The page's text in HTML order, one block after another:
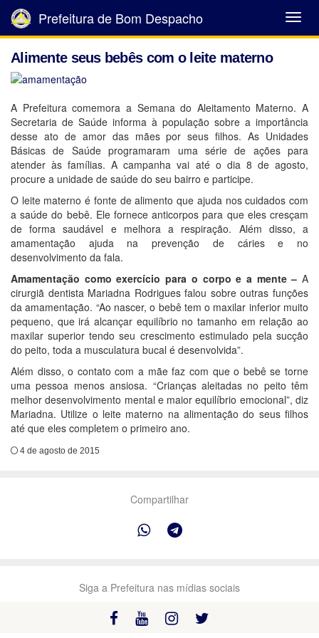
Abrir
Menu
Prefeitura de Bom Despacho
Alimente seus bebês com o leite materno
A Prefeitura comemora a Semana do Aleitamento Materno. A
Secretaria de Saúde informa à população sobre a importância
desse ato de amor das mães por seus filhos. As Unidades
Básicas de Saúde programaram uma série de ações para
atender às famílias. A campanha vai até o dia 8 de agosto,
procure a unidade de saúde do seu bairro e participe.
O leite materno é fonte de alimento que ajuda nos cuidados com
a saúde do bebê. Ele fornece anticorpos para que eles cresçam
de forma saudável e melhora a respiração. Além disso, a
amamentação ajuda na prevenção de cáries e no
desenvolvimento da fala.
Amamentação como exercício para o corpo e a mente – A
cirurgiã dentista Mariadna Rodrigues falou sobre outras funções
da amamentação. “Ao nascer, o bebê tem o maxilar inferior muito
pequeno, que irá alcançar equilíbrio no tamanho em relação ao
maxilar superior tendo seu crescimento estimulado pela sucção
do peito, toda a musculatura bucal é desenvolvida”.
Além disso, o contato com a mãe faz com que o bebê se torne
uma pessoa menos ansiosa. “Crianças aleitadas no peito têm
melhor desenvolvimento mental e maior equilíbrio emocional”, diz
Mariadna. Utilize o leite materno na alimentação do seus filhos
até que eles completem o primeiro ano.
4 de agosto de 2015
Compartilhar
Siga a Prefeitura nas mídias sociais